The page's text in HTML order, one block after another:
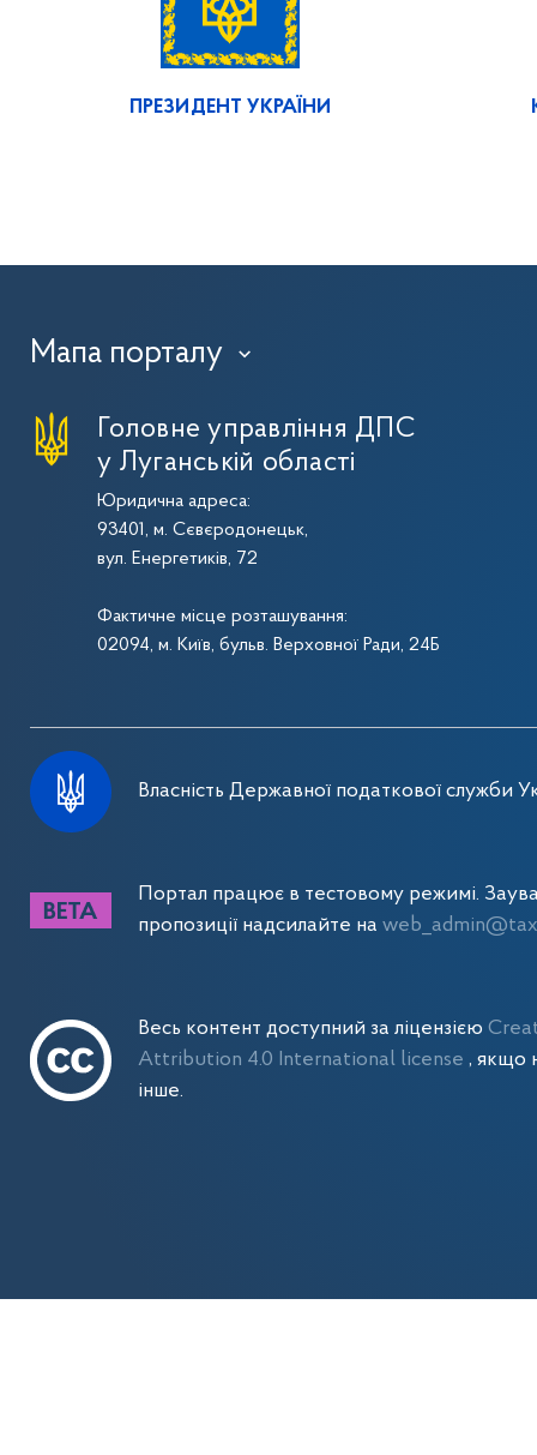
ПРЕЗИДЕНТ УКРАЇНИ
Мапа порталу ›
Головне управління ДПС
у Луганській області
Юридична адреса:
93401, м. Сєвєродонецьк,
вул. Енергетиків, 72
Фактичне місце розташування:
02094, м. Київ, бульв. Верховної Ради, 24Б
Власність Державної податкової служби
Портал працює в тестовому режимі.
пропозиції надсилайте на
Весь контент доступний за ліцензією
Attribution 4.0 International license , якщо
інше.